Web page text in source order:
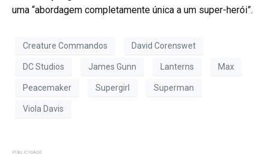
uma “abordagem completamente única a um super-herói”.
Creature Commandos David Corenswet
DC Studios James Gunn Lanterns Max
Peacemaker Supergirl Superman
Viola Davis
PUBLICIDADE